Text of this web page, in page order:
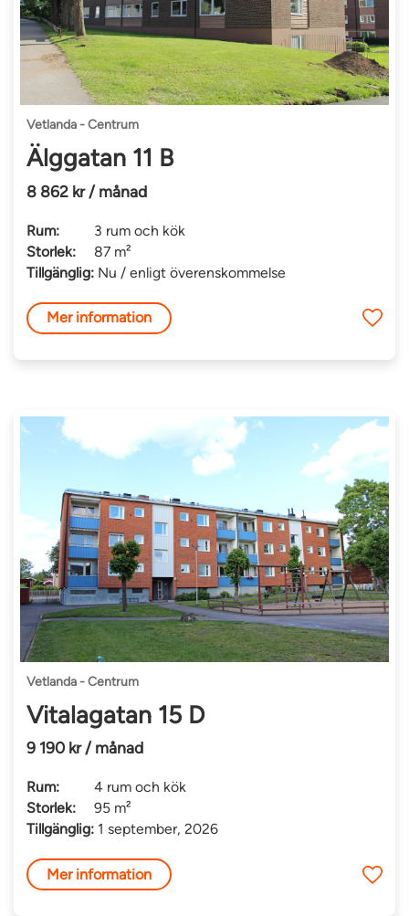
Vetlanda - Centrum
Älggatan 11 B
8 862 kr / månad
Rum:
3 rum och kök
Storlek:
87 m²
Tillgänglig: Nu / enligt överenskommelse
Mer information
Vetlanda - Centrum
Vitalagatan 15 D
9 190 kr / månad
Rum:
4 rum och kök
Storlek:
95 m²
Tillgänglig: 1 september, 2026
Mer information